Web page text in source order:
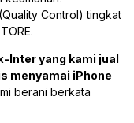
Control) tingkat
Inter yang kami jual
menyamai iPhone
berani berkata